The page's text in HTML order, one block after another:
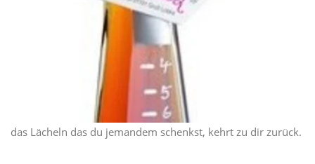
das Lächeln das du jemandem schenkst, kehrt zu dir zurück.